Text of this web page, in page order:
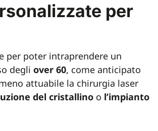
per
per poter intraprendere un
degli over 60, come anticipato
attuabile la chirurgia laser
del cristallino o l’impianto